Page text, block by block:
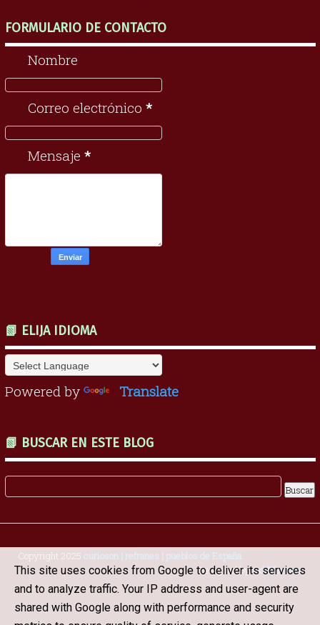
FORMULARIO DE CONTACTO
Nombre
Correo electrónico *
Mensaje *
📗 ELIJA IDIOMA
Powered by Translate
📗 BUSCAR EN ESTE BLOG
Copyright 2025 curioson | refranes | pueblos de España
Designed byOddThemes
This site uses cookies from Google to deliver its services
and to analyze traffic. Your IP address and user-agent are
shared with Google along with performance and security